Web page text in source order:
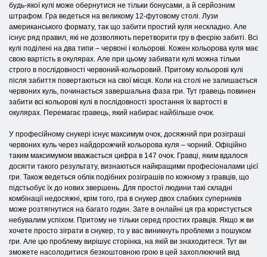
будь-якої кулі може обернутися не тільки бонусами, а й серйозним
штрафом. Гра ведеться на великому 12-футовому столі. Лузи
американського формату, так що забити простий куля нескладно. Але
існує ряд правил, які не дозволяють перетворити гру в феєрію забиті. Всі
кулі поділені на два типи – червоні і кольорові. Кожен кольорова куля має
свою вартість в окулярах. Але при цьому забивати кулі можна тільки
строго в послідовності червоний-кольоровий. Притому кольорові кулі
після забиття повертаються на свої місця. Коли на столі не залишається
червоних куль, починається завершальна фаза гри. Тут гравець повинен
забити всі кольорові кулі в послідовності зростання їх вартості в
окулярах. Перемагає гравець, який набирає найбільше очок.
У професійному снукері існує максимум очок, досяжний при розіграші
червоних куль через найдорожчий кольорова куля – чорний. Офіційно
таким максимумом вважається цифра в 147 очок. Гравці, яким вдалося
досягти такого результату, визнаються найкращими професіоналами цієї
гри. Також ведеться облік подібних розіграшів по кожному з гравців, що
підстьобує їх до нових звершень. Для простої людини такі складні
комбінації недосяжні, крім того, гра в снукер двох слабких суперників
може розтягнутися на багато годин. Зате в онлайні ця гра користується
небувалим успіхом. Притому не тільки серед простих гравців. Якщо ж ви
хочете просто зіграти в снукер, то у вас виникнуть проблеми з пошуком
гри. Але цю проблему вирішує сторінка, на якій ви знаходитеся. Тут ви
зможете насолодитися безкоштовною грою в цей захоплюючий вид